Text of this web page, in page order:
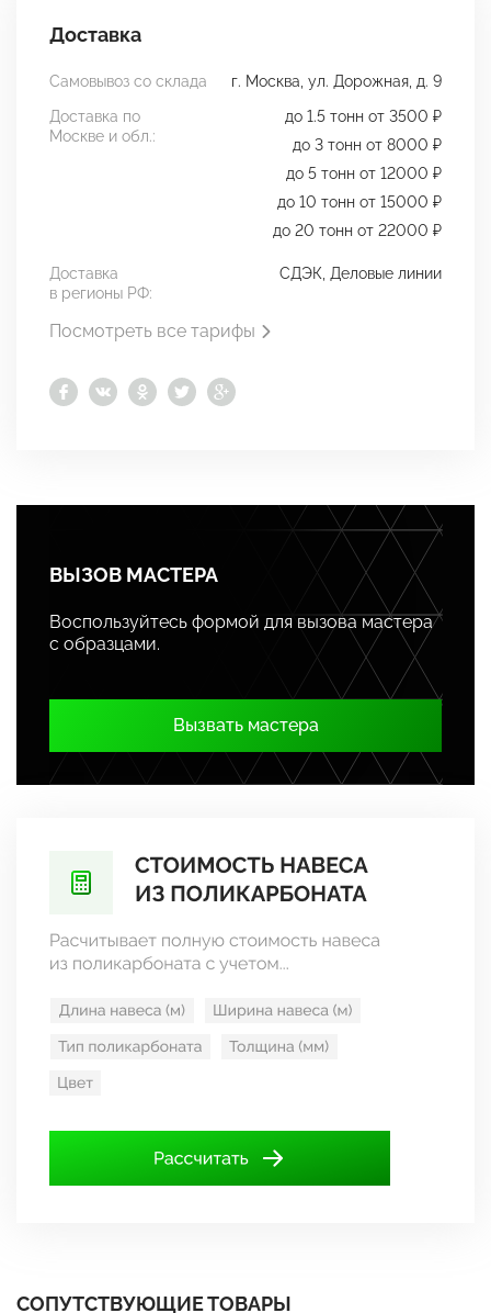
Доставка
Самовывоз со склада
г. Москва, ул. Дорожная, д. 9
Доставка по
Москве и обл.:
до 1.5 тонн от 3500 ₽
до 3 тонн от 8000 ₽
до 5 тонн от 12000 ₽
до 10 тонн от 15000 ₽
до 20 тонн от 22000 ₽
Доставка
в регионы РФ:
СДЭК, Деловые линии
Посмотреть все тарифы
ВЫЗОВ МАСТЕРА
Воспользуйтесь формой для вызова мастера
с образцами.
Вызвать мастера
СОПУТСТВУЮЩИЕ ТОВАРЫ